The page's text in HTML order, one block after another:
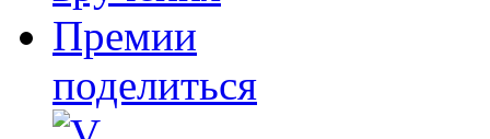
поделиться